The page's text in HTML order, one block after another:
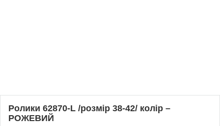
Ролики 62870-L /розмір 38-42/ колір –
РОЖЕВИЙ